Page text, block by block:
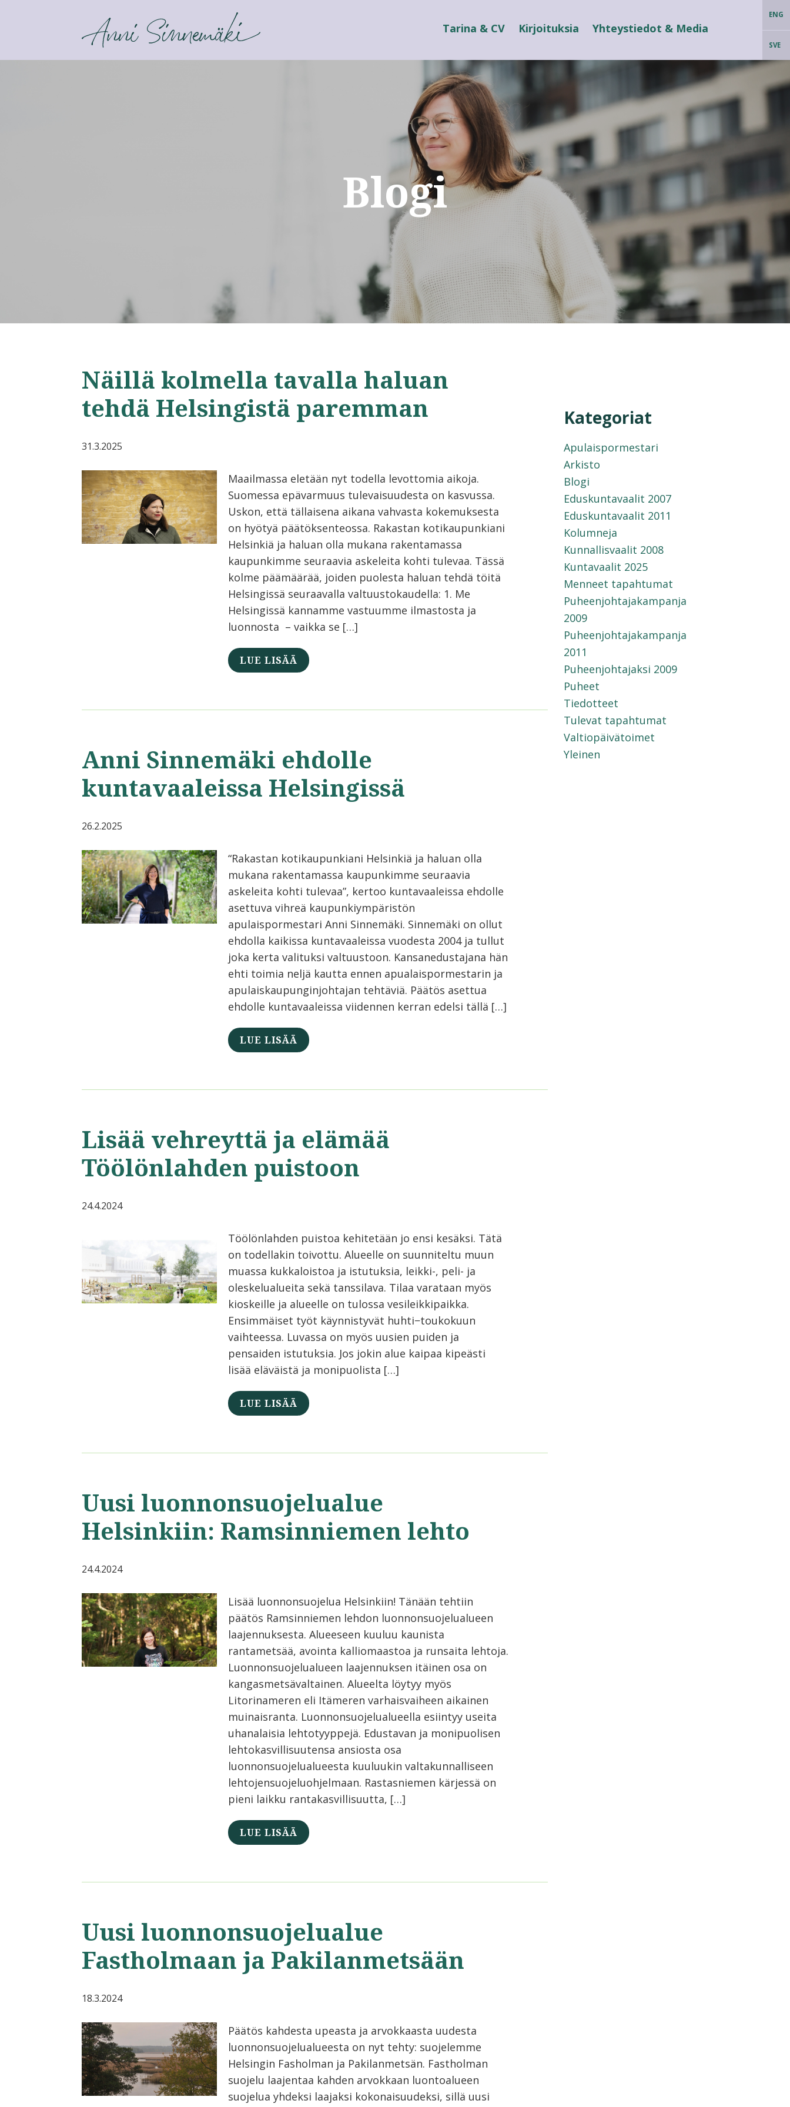
ANNI SINNEMÄKI ENG
SVE
Tarina & CV Kirjoituksia Yhteystiedot & Media
Blogi
Näillä kolmella tavalla haluan
tehdä Helsingistä paremman
31.3.2025
Maailmassa eletään nyt todella levottomia aikoja.
Suomessa epävarmuus tulevaisuudesta on kasvussa.
Uskon, että tällaisena aikana vahvasta kokemuksesta
on hyötyä päätöksenteossa. Rakastan kotikaupunkiani
Helsinkiä ja haluan olla mukana rakentamassa
kaupunkimme seuraavia askeleita kohti tulevaa. Tässä
kolme päämäärää, joiden puolesta haluan tehdä töitä
Helsingissä seuraavalla valtuustokaudella: 1. Me
Helsingissä kannamme vastuumme ilmastosta ja
luonnosta – vaikka se […]
LUE LISÄÄ
Anni Sinnemäki ehdolle
kuntavaaleissa Helsingissä
26.2.2025
“Rakastan kotikaupunkiani Helsinkiä ja haluan olla
mukana rakentamassa kaupunkimme seuraavia
askeleita kohti tulevaa”, kertoo kuntavaaleissa ehdolle
asettuva vihreä kaupunkiympäristön
apulaispormestari Anni Sinnemäki. Sinnemäki on ollut
ehdolla kaikissa kuntavaaleissa vuodesta 2004 ja tullut
joka kerta valituksi valtuustoon. Kansanedustajana hän
ehti toimia neljä kautta ennen apualaispormestarin ja
apulaiskaupunginjohtajan tehtäviä. Päätös asettua
ehdolle kuntavaaleissa viidennen kerran edelsi tällä […]
LUE LISÄÄ
Lisää vehreyttä ja elämää
Töölönlahden puistoon
24.4.2024
Töölönlahden puistoa kehitetään jo ensi kesäksi. Tätä
on todellakin toivottu. Alueelle on suunniteltu muun
muassa kukkaloistoa ja istutuksia, leikki-, peli- ja
oleskelualueita sekä tanssilava. Tilaa varataan myös
kioskeille ja alueelle on tulossa vesileikkipaikka.
Ensimmäiset työt käynnistyvät huhti−toukokuun
vaihteessa. Luvassa on myös uusien puiden ja
pensaiden istutuksia. Jos jokin alue kaipaa kipeästi
lisää eläväistä ja monipuolista […]
LUE LISÄÄ
Uusi luonnonsuojelualue
Helsinkiin: Ramsinniemen lehto
24.4.2024
Lisää luonnonsuojelua Helsinkiin! Tänään tehtiin
päätös Ramsinniemen lehdon luonnonsuojelualueen
laajennuksesta. Alueeseen kuuluu kaunista
rantametsää, avointa kalliomaastoa ja runsaita lehtoja.
Luonnonsuojelualueen laajennuksen itäinen osa on
kangasmetsävaltainen. Alueelta löytyy myös
Litorinameren eli Itämeren varhaisvaiheen aikainen
muinaisranta. Luonnonsuojelualueella esiintyy useita
uhanalaisia lehtotyyppejä. Edustavan ja monipuolisen
lehtokasvillisuutensa ansiosta osa
luonnonsuojelualueesta kuuluukin valtakunnalliseen
lehtojensuojeluohjelmaan. Rastasniemen kärjessä on
pieni laikku rantakasvillisuutta, […]
LUE LISÄÄ
Uusi luonnonsuojelualue
Fastholmaan ja Pakilanmetsään
18.3.2024
Päätös kahdesta upeasta ja arvokkaasta uudesta
luonnonsuojelualueesta on nyt tehty: suojelemme
Helsingin Fasholman ja Pakilanmetsän. Fastholman
suojelu laajentaa kahden arvokkaan luontoalueen
suojelua yhdeksi laajaksi kokonaisuudeksi, sillä uusi
Kategoriat
Apulaispormestari
Arkisto
Blogi
Eduskuntavaalit 2007
Eduskuntavaalit 2011
Kolumneja
Kunnallisvaalit 2008
Kuntavaalit 2025
Menneet tapahtumat
Puheenjohtajakampanja
2009
Puheenjohtajakampanja
2011
Puheenjohtajaksi 2009
Puheet
Tiedotteet
Tulevat tapahtumat
Valtiopäivätoimet
Yleinen